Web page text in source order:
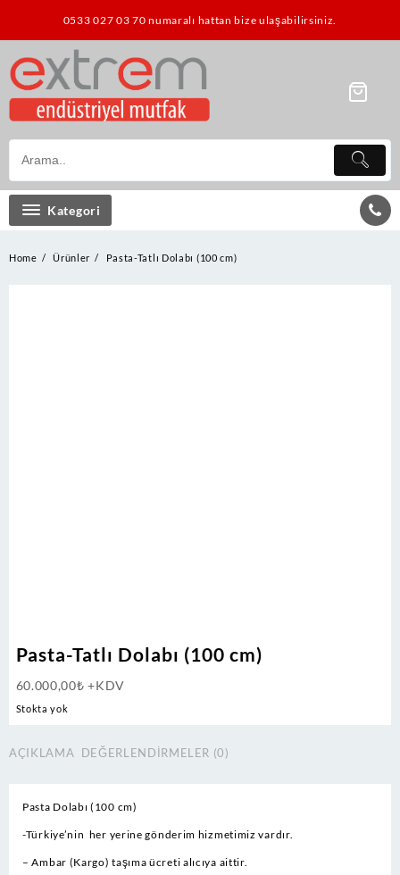
0533 027 03 70 numaralı hattan bize ulaşabilirsiniz.
Kategori
Home Ürünler Pasta-Tatlı Dolabı (100 cm)
Pasta-Tatlı Dolabı (100 cm)
60.000,00₺ +KDV
Stokta yok
AÇIKLAMA DEĞERLENDIRMELER (0)
Pasta Dolabı (100 cm)
-Türkiye’nin her yerine gönderim hizmetimiz vardır.
– Ambar (Kargo) taşıma ücreti alıcıya aittir.